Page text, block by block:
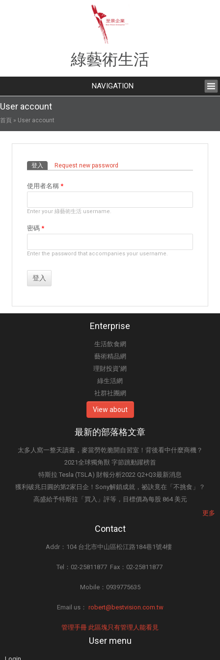
綠藝術生活
NAVIGATION
User account
您在這裡
首頁 » User account
主要索引標籤
登入 (作用中頁籤)
Request new password
使用者名稱 *
Enter your 綠藝術生活 username.
密碼 *
Enter the password that accompanies your username.
Enterprise
生活飲食網
藝術精品網
理財投資'網
綠生活網
社群社團網
View about
最新的部落格文章
太多人窩一整天讀書，麥當勞乾脆開自習室！背後看中什麼商機？
2021全球獨角獸 字節跳動躍榜首
特斯拉 Tesla (TSLA) 財報分析2022 Q2+Q3最新消息
獲利破兆日圓的第2家日企！Sony解鎖成就，祕訣竟在「不挑食」？
高盛給予特斯拉「買入」評等，目標價為每股 864 美元
更多
Contact
Addr：104 台北市中山區松江路184巷1號4樓
Tel：02-25811877 Fax：02-25811877
Mobile：0939775635
Email us： robert@bestvision.com.tw
管理手冊 此區塊只有管理人能看見
User menu